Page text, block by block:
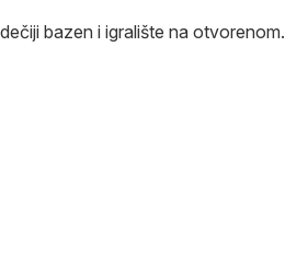
bazen i igralište na otvorenom.